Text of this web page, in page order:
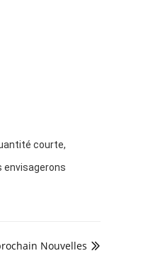
courte,
envisagerons

Nouvelles